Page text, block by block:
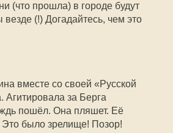
(что прошла) в городе будут
везде (!) Догадайтесь, чем это
вместе со своей «Русской
Агитировала за Берга
пошёл. Она пляшет. Её
Это было зрелище! Позор!